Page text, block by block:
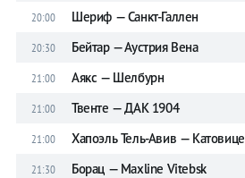
20:00 Шериф — Санкт-Галлен
20:30 Бейтар — Аустрия Вена
21:00 Аякс — Шелбурн
21:00 Твенте — ДАК 1904
21:00 Хапоэль Тель-Авив — Катовице
21:30 Борац — Maxline Vitebsk